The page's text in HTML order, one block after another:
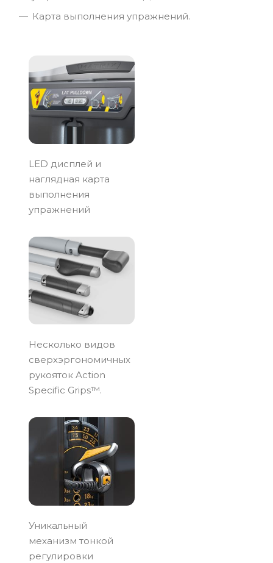
Карта выполнения упражнений.
LED дисплей и
наглядная карта
выполнения
упражнений
Несколько видов
сверхэргономичных
рукояток Action
Specific Grips™.
Уникальный
механизм тонкой
регулировки